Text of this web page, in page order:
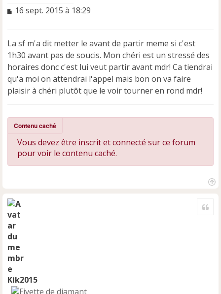
M
a
g
e
n
o
n
16 sept. 2015 à 18:29
La sf m'a dit metter le avant de partir meme si c'est
1h30 avant pas de soucis. Mon chéri est un stressé des
horaires donc c'est lui veut partir avant mdr! Ca tiendrai
qu'a moi on attendrai l'appel mais bon on va faire
plaisir à chéri plutôt que le voir tourner en rond mdr!
Contenu caché
Vous devez être inscrit et connecté sur ce forum
pour voir le contenu caché.
Kik2015